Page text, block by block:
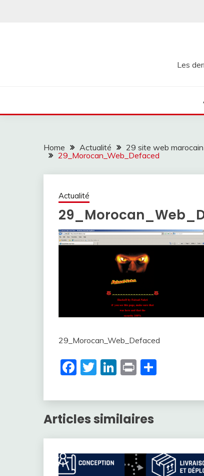
Les
Home Actualité
29 site web
29_Morocan_Web_Defaced
Actualité
29_Morocan_Web_Defaced
Facebook
Twitter
LinkedIn
Print
Articles similaires